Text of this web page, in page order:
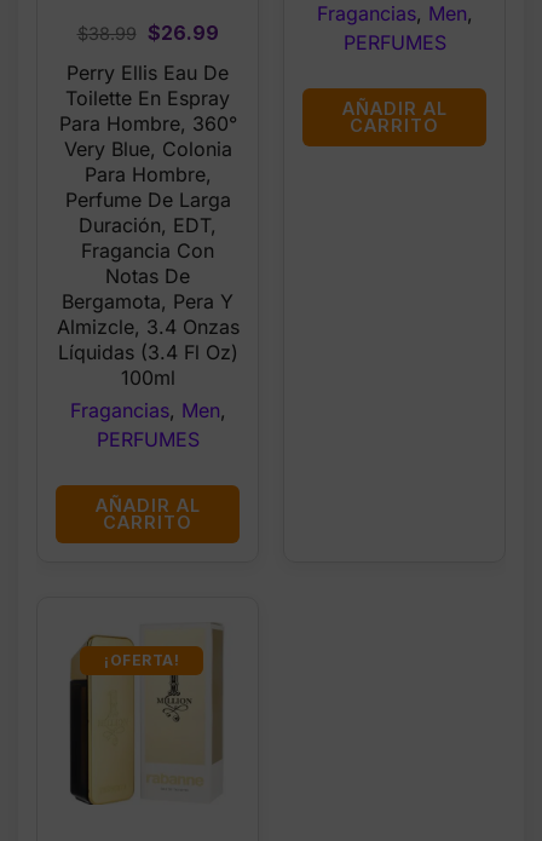
$38.99
Original
price
was:
$38.99.
$26.99Current
is:
$26.99.
Perry Ellis Eau De
Toilette En Espray
Para Hombre, 360°
Very Blue, Colonia
Para Hombre,
Perfume De Larga
Duración, EDT,
Fragancia Con
Notas De
Bergamota, Pera Y
Almizcle, 3.4 Onzas
Líquidas (3.4 Fl Oz)
100ml
Fragancias, Men,
PERFUMES
AÑADIR AL
CARRITO
Fragancias, Men,
PERFUMES
AÑADIR AL
CARRITO
¡OFERTA!